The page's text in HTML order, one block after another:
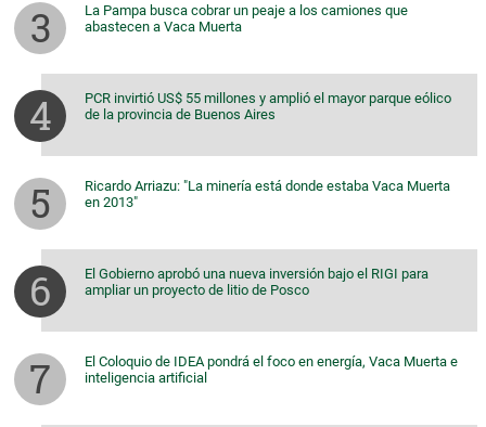
La Pampa busca cobrar un peaje a los camiones que
abastecen a Vaca Muerta
PCR invirtió US$ 55 millones y amplió el mayor parque eólico
de la provincia de Buenos Aires
Ricardo Arriazu: "La minería está donde estaba Vaca Muerta
en 2013"
El Gobierno aprobó una nueva inversión bajo el RIGI para
ampliar un proyecto de litio de Posco
El Coloquio de IDEA pondrá el foco en energía, Vaca Muerta e
inteligencia artificial